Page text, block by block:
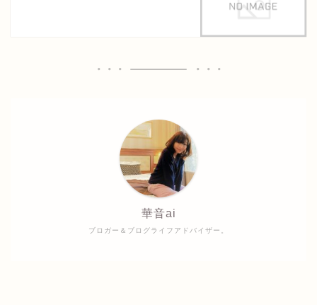
ブロガー＆ブログライフアドバイザー。
華音ai